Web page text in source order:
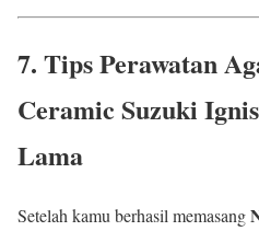
7. Tips Perawatan
Ceramic Suzuki
Lama
Setelah kamu berhasil memasang